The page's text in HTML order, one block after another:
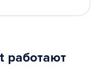
работают